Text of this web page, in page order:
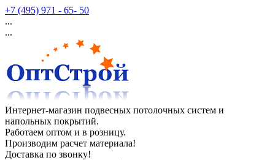
+7 (495) 971 - 65- 50
...
...
Интернет-магазин подвесных потолочных систем и
напольных покрытий.
Работаем оптом и в розницу.
Производим расчет материала!
Доставка по звонку!